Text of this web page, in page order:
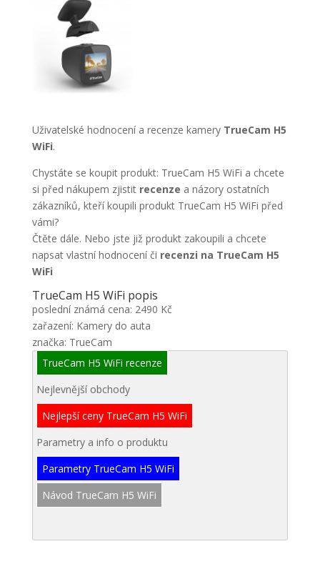
Uživatelské hodnocení a recenze kamery TrueCam H5
WiFi.
Chystáte se koupit produkt: TrueCam H5 WiFi a chcete
si před nákupem zjistit recenze a názory ostatních
zákazníků, kteří koupili produkt TrueCam H5 WiFi před
vámi?
Čtěte dále. Nebo jste již produkt zakoupili a chcete
napsat vlastní hodnocení či recenzi na TrueCam H5
WiFi
TrueCam H5 WiFi popis
poslední známá cena: 2490 Kč
zařazení: Kamery do auta
značka: TrueCam
TrueCam H5 WiFi recenze
Nejlevnější obchody
Nejlepší ceny TrueCam H5 WiFi
Parametry a info o produktu
Parametry TrueCam H5 WiFi
Návod TrueCam H5 WiFi